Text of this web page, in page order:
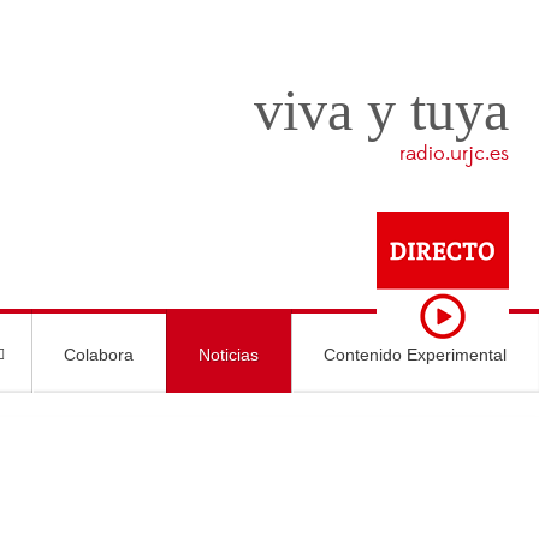
viva y tuya
radio.urjc.es
Colabora Noticias Contenido Experimental